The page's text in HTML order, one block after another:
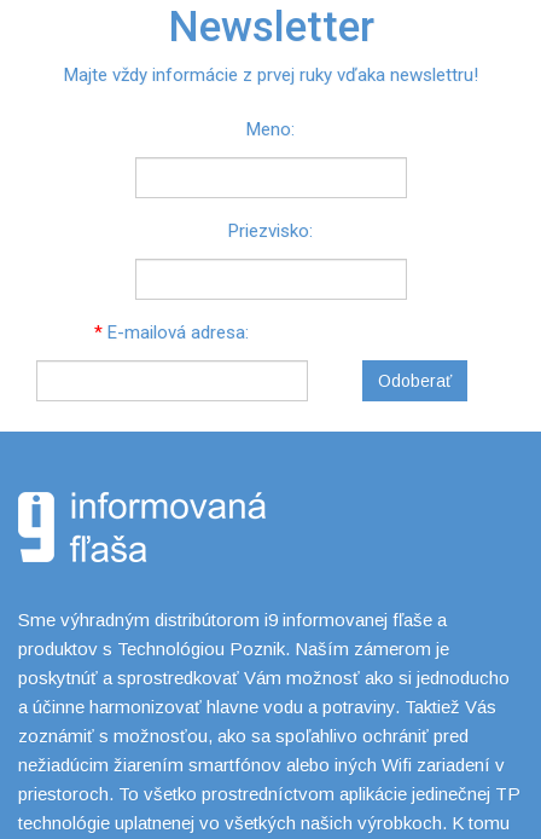
Newsletter
Majte vždy informácie z prvej ruky vďaka newslettru!
Meno:
Priezvisko:
* E-mailová adresa:
Odoberať
Sme výhradným distribútorom i9 informovanej fľaše a
produktov s Technológiou Poznik. Naším zámerom je
poskytnúť a sprostredkovať Vám možnosť ako si jednoducho
a účinne harmonizovať hlavne vodu a potraviny. Taktiež Vás
zoznámiť s možnosťou, ako sa spoľahlivo ochrániť pred
nežiadúcim žiarením smartfónov alebo iných Wifi zariadení v
priestoroch. To všetko prostredníctvom aplikácie jedinečnej TP
technológie uplatnenej vo všetkých našich výrobkoch. K tomu